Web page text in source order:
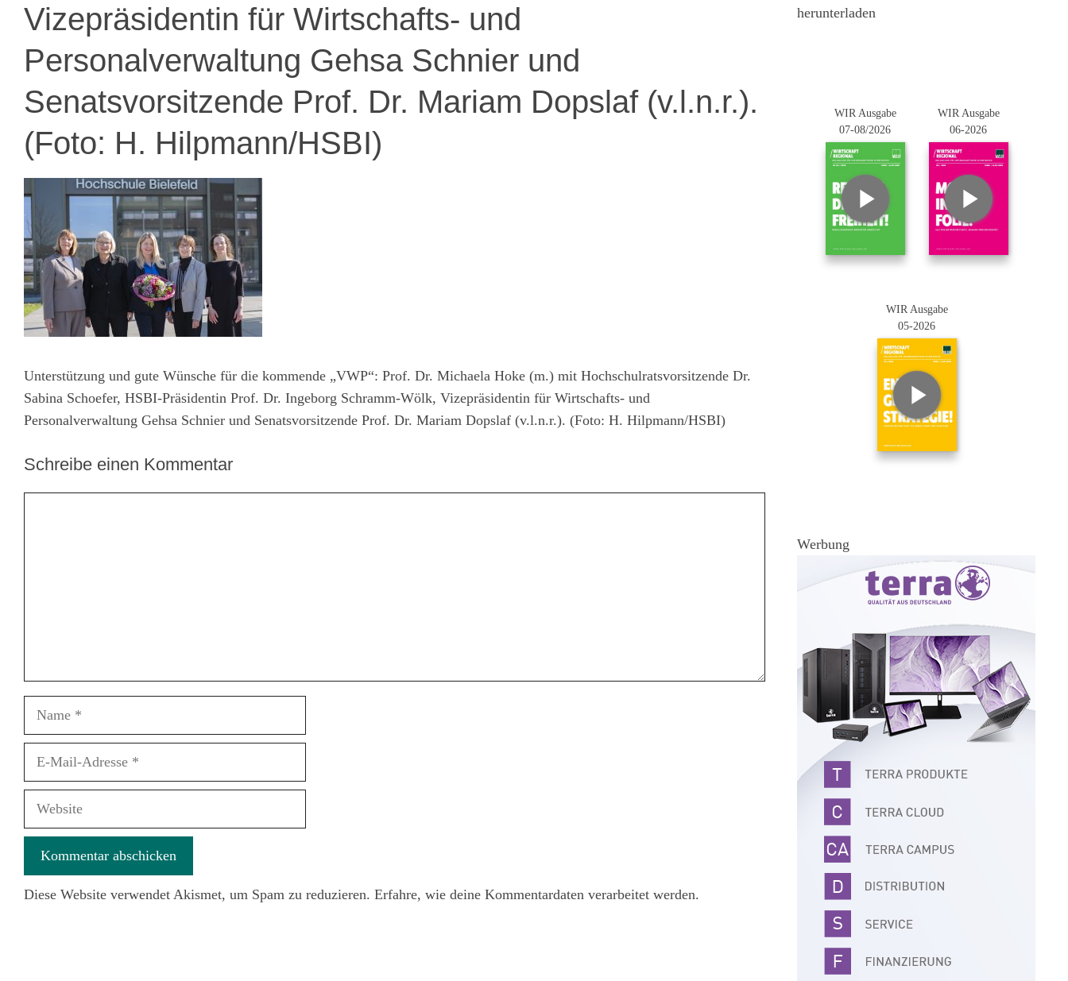
Vizepräsidentin für Wirtschafts- und
Personalverwaltung Gehsa Schnier und
Senatsvorsitzende Prof. Dr. Mariam Dopslaf (v.l.n.r.).
(Foto: H. Hilpmann/HSBI)
Unterstützung und gute Wünsche für die kommende „VWP“: Prof. Dr. Michaela Hoke (m.) mit Hochschulratsvorsitzende Dr.
Sabina Schoefer, HSBI-Präsidentin Prof. Dr. Ingeborg Schramm-Wölk, Vizepräsidentin für Wirtschafts- und
Personalverwaltung Gehsa Schnier und Senatsvorsitzende Prof. Dr. Mariam Dopslaf (v.l.n.r.). (Foto: H. Hilpmann/HSBI)
Schreibe einen Kommentar
Name
Website
Diese Website verwendet Akismet, um Spam zu reduzieren. Erfahre, wie deine Kommentardaten verarbeitet werden.
herunterladen
WIR Ausgabe
07-08/2026
WIR Ausgabe
06-2026
WIR Ausgabe
05-2026
Werbung